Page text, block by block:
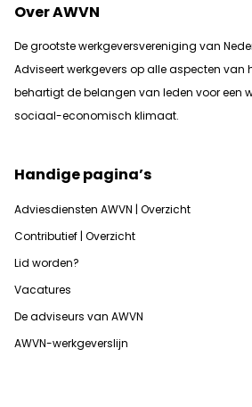
Over AWVN
De grootste werkgeversvereniging van
Adviseert werkgevers op alle aspecten van
behartigt de belangen van leden voor een
sociaal-economisch klimaat.
Handige pagina’s
Adviesdiensten AWVN | Overzicht
Contributief | Overzicht
Lid worden?
Vacatures
De adviseurs van AWVN
AWVN-werkgeverslijn